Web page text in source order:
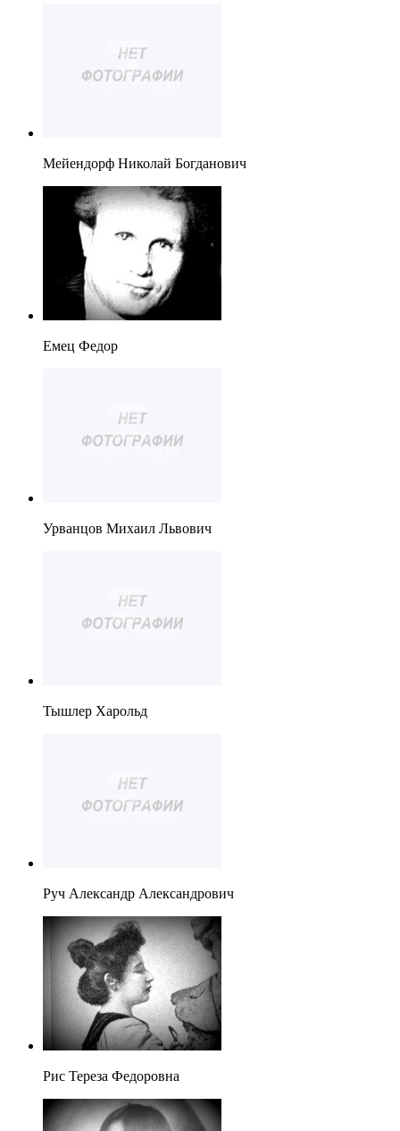
Мейендорф Николай Богданович
Емец Федор
Урванцов Михаил Львович
Тышлер Харольд
Руч Александр Александрович
Рис Тереза Федоровна